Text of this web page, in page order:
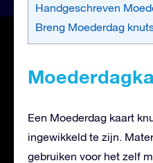
Handgeschreven
Breng Moederdag
Een Moederdag kaart
ingewikkeld te zijn.
gebruiken voor het zelf